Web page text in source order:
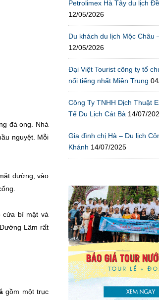
đá ong. Nhà
nguyệt. Mỗi
đường, vào
cửa bí mật và
Lâm rất
gồm một trục
Petrolimex Hà Tây du lịch
12/05/2026
Du khách du lịch Mộc Châu
12/05/2026
Đại Việt Tourist công ty tổ
nổi tiếng nhất Miền Trung
Công Ty TNHH Dịch Thuật
Tế Du Lịch Cát Bà 14/07/
Gia đình chị Hà – Du lịch
Khánh 14/07/2025